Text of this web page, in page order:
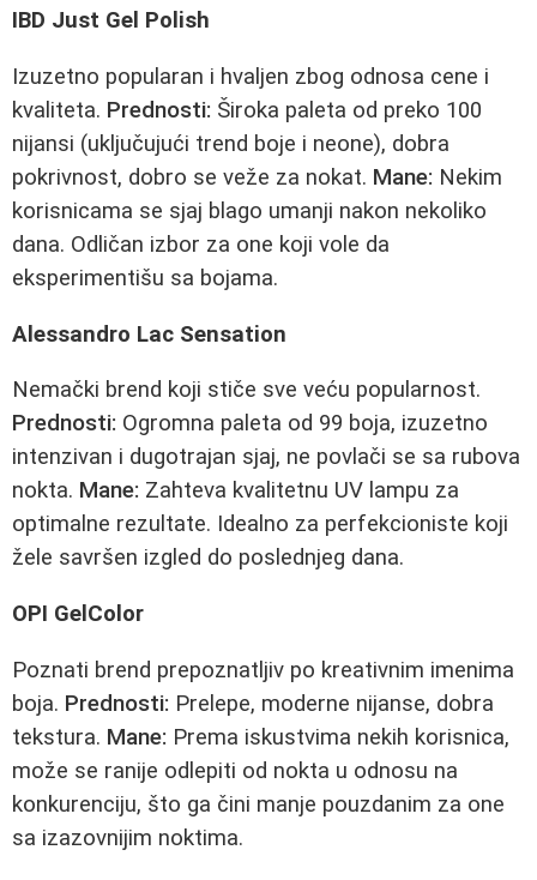
IBD Just Gel Polish
Izuzetno popularan i hvaljen zbog odnosa cene i
kvaliteta. Prednosti: Široka paleta od preko 100
nijansi (uključujući trend boje i neone), dobra
pokrivnost, dobro se veže za nokat. Mane: Nekim
korisnicama se sjaj blago umanji nakon nekoliko
dana. Odličan izbor za one koji vole da
eksperimentišu sa bojama.
Alessandro Lac Sensation
Nemački brend koji stiče sve veću popularnost.
Prednosti: Ogromna paleta od 99 boja, izuzetno
intenzivan i dugotrajan sjaj, ne povlači se sa rubova
nokta. Mane: Zahteva kvalitetnu UV lampu za
optimalne rezultate. Idealno za perfekcioniste koji
žele savršen izgled do poslednjeg dana.
OPI GelColor
Poznati brend prepoznatljiv po kreativnim imenima
boja. Prednosti: Prelepe, moderne nijanse, dobra
tekstura. Mane: Prema iskustvima nekih korisnica,
može se ranije odlepiti od nokta u odnosu na
konkurenciju, što ga čini manje pouzdanim za one
sa izazovnijim noktima.